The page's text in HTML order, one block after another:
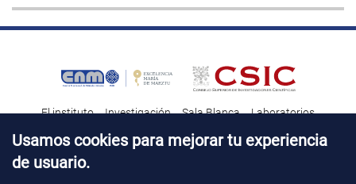
El instituto Investigación Sala Blanca
Laboratorios
Transferencia tecnológica
Noticias & Divulgación Destacados
Usamos cookies para mejorar tu experiencia
de usuario.